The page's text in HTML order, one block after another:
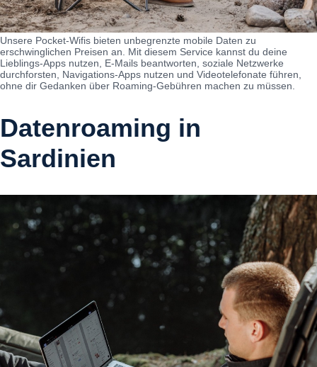
Unsere Pocket-Wifis bieten unbegrenzte mobile Daten zu
erschwinglichen Preisen an. Mit diesem Service kannst du deine
Lieblings-Apps nutzen, E-Mails beantworten, soziale Netzwerke
durchforsten, Navigations-Apps nutzen und Videotelefonate führen,
ohne dir Gedanken über Roaming-Gebühren machen zu müssen.
Datenroaming in
Sardinien